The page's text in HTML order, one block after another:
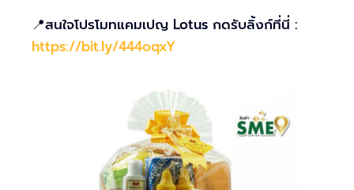
📍สนใจโปรโมทแคมเปญ Lotus กดรับลิ้งก์ที่นี่ :
https://bit.ly/444oqxY